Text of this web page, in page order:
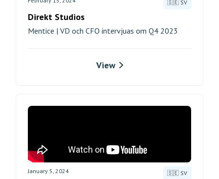
🇸🇪 SV
Direkt Studios
Mentice | VD och CFO intervjuas om Q4 2023
View
January 5, 2024 🇸🇪 SV